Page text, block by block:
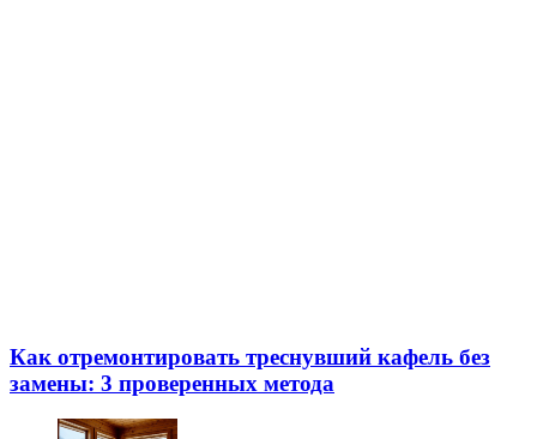
Как отремонтировать треснувший кафель без
замены: 3 проверенных метода